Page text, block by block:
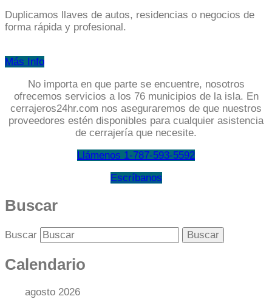
Duplicamos llaves de autos, residencias o negocios de
forma rápida y profesional.
Más Info
No importa en que parte se encuentre, nosotros
ofrecemos servicios a los 76 municipios de la isla. En
cerrajeros24hr.com nos aseguraremos de que nuestros
proveedores estén disponibles para cualquier asistencia
de cerrajería que necesite.
Llámenos 1-787-593-5592
Escríbanos
Buscar
Buscar
Calendario
agosto 2026